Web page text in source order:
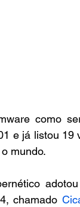
como
e já listou
mundo.
chamado